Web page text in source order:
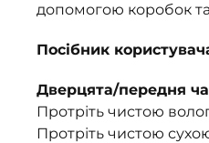
допомогою коробок
Посібник
Дверцята/передня
Протріть чистою
Протріть чистою